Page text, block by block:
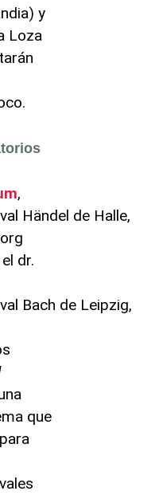
y
Loza
,
Händel de Halle,
dr.
Bach de Leipzig,
que